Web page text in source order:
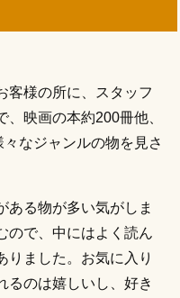
客様の所に、スタッフ
映画の本約200冊他、
なジャンルの物を見さ
ある物が多い気がしま
ので、中にはよく読ん
りました。お気に入り
るのは嬉しいし、好き